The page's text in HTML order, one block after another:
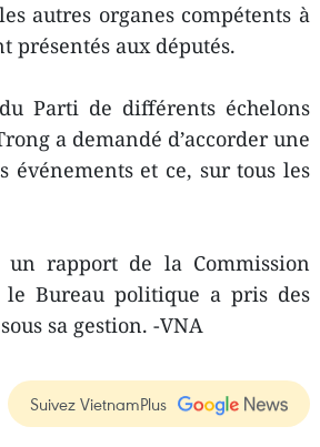
autres organes compétents à
présentés aux députés.
Parti de différents échelons
a demandé d’accorder une
et ce, sur tous les
rapport de la Commission
le Bureau politique a pris des
sa gestion. -VNA
Suivez VietnamPlus